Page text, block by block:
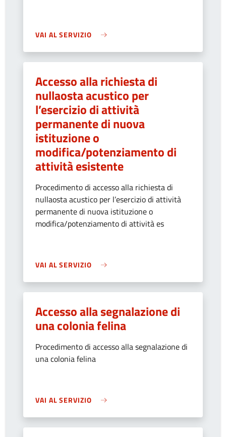
VAI AL SERVIZIO
Accesso alla richiesta di
nullaosta acustico per
l’esercizio di attività
permanente di nuova
istituzione o
modifica/potenziamento di
attività esistente
Procedimento di accesso alla richiesta di
nullaosta acustico per l’esercizio di attività
permanente di nuova istituzione o
modifica/potenziamento di attività es
VAI AL SERVIZIO
Accesso alla segnalazione di
una colonia felina
Procedimento di accesso alla segnalazione di
una colonia felina
VAI AL SERVIZIO